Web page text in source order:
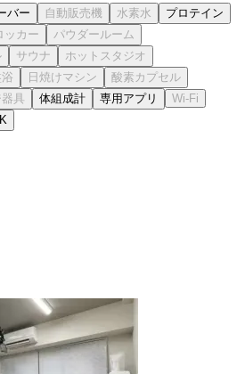
バー
プロテイン
体組成計
専用アプリ